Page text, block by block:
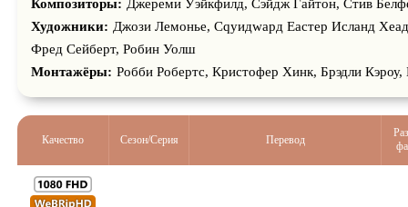
Эдвард Эснер, Стивен Блум, Эрик Бауза, Джин Симмонс,
Аласраки, Джонни Ноксвил, Джейсон Судейкис, Р. Ли Эрми,
Пэттон Освальт, Эми Полер, Харрисон Фан, Энди Сэмберг,
Джонс, Джеймс Арнольд Тейлор, Андреа Мартин, Кэл Пенн,
Уинклер, Пэт Морита, Лорейн Ньюмен, Брайан Дойл-
Майк Митчелл, Крэйг Фергюсон, Томас Ф. Уилсон, Адам
Бэмфорд, Джиннифер Гудвин, Сара Пэкстон, Лори Алан,
Гилберт Готтфрид, Рик Майял, Кристофер Гест, Тим Конуэй,
Чарльз Нельсон Рейли, Джек Эйнджел, Крис Элиотт, Бетти
Композиторы: Джереми Уэйкфилд, Сэйдж Гайтон, Стив
Художники: Джози Лемонье, Сqуидwард Еастер Исланд
Фред Сейберт, Робин Уолш
Монтажёры: Робби Робертс, Кристофер Хинк, Брэдли
Качество Сезон/Серия Перевод